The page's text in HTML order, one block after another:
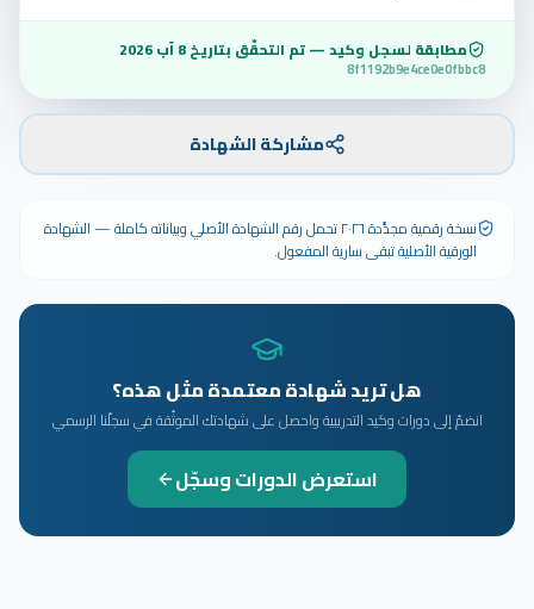
مطابقة لسجل وكيد — تم التحقّق بتاريخ8 آب 2026
8f1192b9e4ce0e0fbbc8
مشاركة الشهادة
نسخة رقمية مجدَّدة ٢٠٢٦ تحمل رقم الشهادة الأصلي وبياناته كاملة — الشهادة
الورقية الأصلية تبقى سارية المفعول.
هل تريد شهادة معتمدة مثل هذه؟
انضمّ إلى دورات وكيد التدريبية واحصل على شهادتك الموثّقة في سجلّنا الرسمي
استعرض الدورات وسجّل